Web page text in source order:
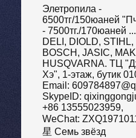
Элетропила -
6500тг/150юаней
- 7500тг./170юаней ...
DELI, DIOLD, STIHL,
BOSCH, JASIC,
HUSQVARNA. ТЦ
Хэ", 1-этаж, бутик
Email:
SkypeID:
+86 13555023959,
WeChat:
星 Семь звёзд